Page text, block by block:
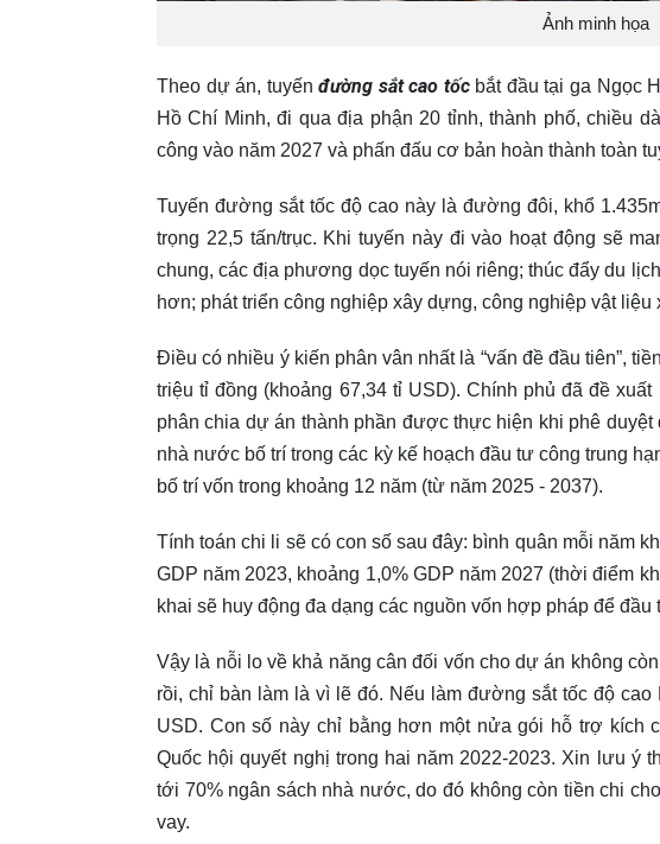
Ảnh minh họa
Theo dự án, tuyếnđường sắt cao tốc bắt đầu tại ga Ngọc
Hồ Chí Minh, đi qua địa phận 20 tỉnh, thành phố, chiều
công vào năm 2027 và phấn đấu cơ bản hoàn thành toàn
Tuyến đường sắt tốc độ cao này là đường đôi, khổ
trọng 22,5 tấn/trục. Khi tuyến này đi vào hoạt động sẽ
chung, các địa phương dọc tuyến nói riêng; thúc đẩy du
hơn; phát triển công nghiệp xây dựng, công nghiệp vật liệu
Điều có nhiều ý kiến phân vân nhất là “vấn đề đầu tiên”,
triệu tỉ đồng (khoảng 67,34 tỉ USD). Chính phủ đã đề
phân chia dự án thành phần được thực hiện khi phê
nhà nước bố trí trong các kỳ kế hoạch đầu tư công trung
bố trí vốn trong khoảng 12 năm (từ năm 2025 - 2037).
Tính toán chi li sẽ có con số sau đây: bình quân mỗi năm
GDP năm 2023, khoảng 1,0% GDP năm 2027 (thời điểm
khai sẽ huy động đa dạng các nguồn vốn hợp pháp để đầu
Vậy là nỗi lo về khả năng cân đối vốn cho dự án không
rồi, chỉ bàn làm là vì lẽ đó. Nếu làm đường sắt tốc độ
USD. Con số này chỉ bằng hơn một nửa gói hỗ trợ kích
Quốc hội quyết nghị trong hai năm 2022-2023. Xin lưu ý
tới 70% ngân sách nhà nước, do đó không còn tiền chi
vay.